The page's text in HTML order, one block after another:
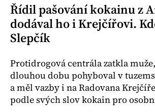
Řídil pašování kokainu z
dodával ho i Krejčířovi.
Slepčík
Protidrogová centrála zatkla
dlouhou dobu pohyboval v
a měl vazby i na Radovana
podle svých slov kokain pro